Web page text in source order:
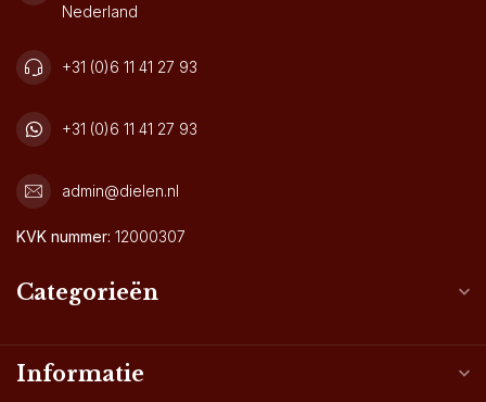
Nederland
+31 (0)6 11 41 27 93
+31 (0)6 11 41 27 93
admin@dielen.nl
KVK nummer: 12000307
Categorieën
Informatie